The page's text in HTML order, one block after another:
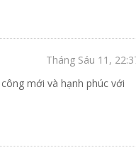
Tháng Sáu 11,
mới và hạnh phúc với